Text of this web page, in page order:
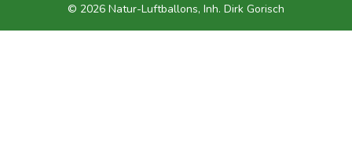
© 2026 Natur-Luftballons, Inh. Dirk Gorisch